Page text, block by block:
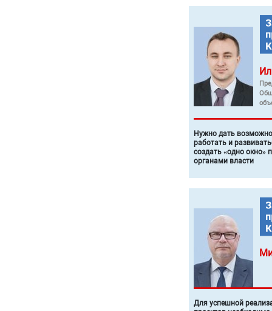
Нужно дать
работать и
создать «одно окно»
органами власти
Для успешной